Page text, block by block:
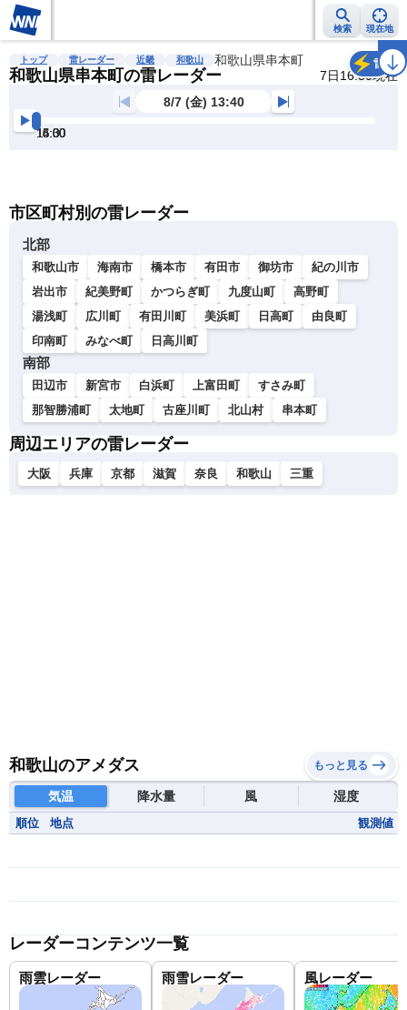
検索 現在地
雨雲レーダー 台風情報 地震情報 警報・注意報 2週間天気 ラ
トップ 雷レーダー 近畿 和歌山 和歌山県串本町
和歌山県串本町の雷レーダー 7日16:30現在
雷
8/7 (金) 13:40
14:00
14:30
15:00
15:30
16:00
16:30
市区町村別の雷レーダー
北部
和歌山市 海南市 橋本市 有田市 御坊市
紀の川市
岩出市
紀美野町 かつらぎ町 九度山町
高野町
湯浅町
広川町 有田川町 美浜町 日高町
由良町
印南町
みなべ町 日高川町
南部
田辺市 新宮市 白浜町 上富田町
すさみ町
那智勝浦町
太地町 古座川町 北山村 串本町
周辺エリアの雷レーダー
大阪 兵庫 京都 滋賀 奈良 和歌山 三重
和歌山のアメダス もっと見る
気温 降水量 風 湿度
順位 地点 観測値
レーダーコンテンツ一覧
雨雲レーダー 雨雪レーダー 風レーダー